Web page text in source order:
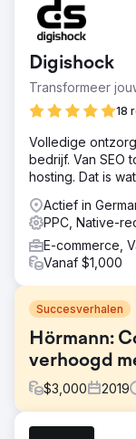
Digishock
Transformeer
18
Volledige
bedrijf. Van SEO
hosting. Dat is
Actief in
PPC, Native-
E-commerce,
Vanaf $1,000
Succesverhalen
Hörmann:
verhoogd
$3,000 2019